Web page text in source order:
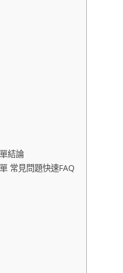
結論
常見問題快速FAQ